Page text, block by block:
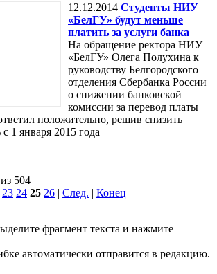
12.12.2014 Студенты НИУ
«БелГУ» будут меньше
платить за услуги банка
На обращение ректора НИУ
«БелГУ» Олега Полухина к
руководству Белгородского
отделения Сбербанка России
о снижении банковской
комиссии за перевод платы
положительно, решив снизить
1 января 2015 года
504
23 24 25 26 | След. | Конец
фрагмент текста и нажмите
автоматически отправится в редакцию.